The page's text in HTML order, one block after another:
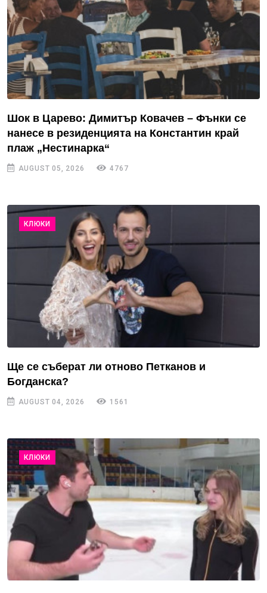
Шок в Царево: Димитър Ковачев – Фънки се
нанесе в резиденцията на Константин край
плаж „Нестинарка“
AUGUST 05, 2026 4767
КЛЮКИ
Ще се съберат ли отново Петканов и
Богданска?
AUGUST 04, 2026 1561
КЛЮКИ